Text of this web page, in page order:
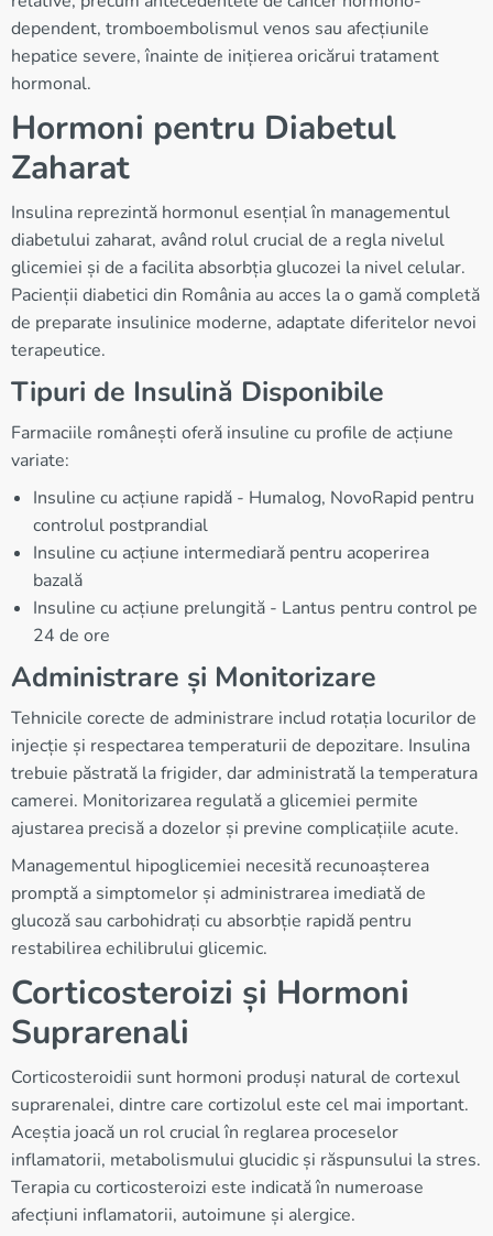
dependent, tromboembolismul venos sau afecțiunile
hepatice severe, înainte de inițierea oricărui tratament
hormonal.
Hormoni pentru Diabetul
Zaharat
Insulina reprezintă hormonul esențial în managementul
diabetului zaharat, având rolul crucial de a regla nivelul
glicemiei și de a facilita absorbția glucozei la nivel celular.
Pacienții diabetici din România au acces la o gamă completă
de preparate insulinice moderne, adaptate diferitelor nevoi
terapeutice.
Tipuri de Insulină Disponibile
Farmaciile românești oferă insuline cu profile de acțiune
variate:
Insuline cu acțiune rapidă - Humalog, NovoRapid pentru
controlul postprandial
Insuline cu acțiune intermediară pentru acoperirea
bazală
Insuline cu acțiune prelungită - Lantus pentru control pe
24 de ore
Administrare și Monitorizare
Tehnicile corecte de administrare includ rotația locurilor de
injecție și respectarea temperaturii de depozitare. Insulina
trebuie păstrată la frigider, dar administrată la temperatura
camerei. Monitorizarea regulată a glicemiei permite
ajustarea precisă a dozelor și previne complicațiile acute.
Managementul hipoglicemiei necesită recunoașterea
promptă a simptomelor și administrarea imediată de
glucoză sau carbohidrați cu absorbție rapidă pentru
restabilirea echilibrului glicemic.
Corticosteroizi și Hormoni
Suprarenali
Corticosteroidii sunt hormoni produși natural de cortexul
suprarenalei, dintre care cortizolul este cel mai important.
Aceștia joacă un rol crucial în reglarea proceselor
inflamatorii, metabolismului glucidic și răspunsului la stres.
Terapia cu corticosteroizi este indicată în numeroase
afecțiuni inflamatorii, autoimune și alergice.